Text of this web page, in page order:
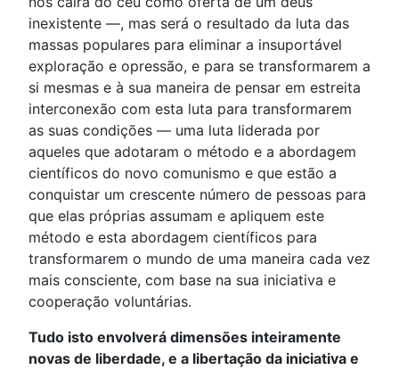
inexistente —, mas será o resultado da luta das
massas populares para eliminar a insuportável
exploração e opressão, e para se transformarem a
si mesmas e à sua maneira de pensar em estreita
interconexão com esta luta para transformarem
as suas condições — uma luta liderada por
aqueles que adotaram o método e a abordagem
científicos do novo comunismo e que estão a
conquistar um crescente número de pessoas para
que elas próprias assumam e apliquem este
método e esta abordagem científicos para
transformarem o mundo de uma maneira cada vez
mais consciente, com base na sua iniciativa e
cooperação voluntárias.
Tudo isto envolverá dimensões inteiramente
novas de liberdade, e a libertação da iniciativa e